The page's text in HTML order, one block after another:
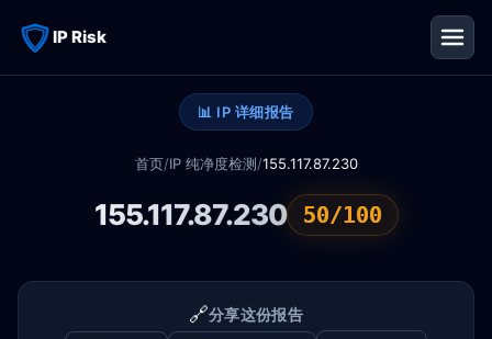
IP Risk
📊 IP 详细报告
首页/IP 纯净度检测/155.117.87.230
155.117.87.230 50/100
🔗分享这份报告